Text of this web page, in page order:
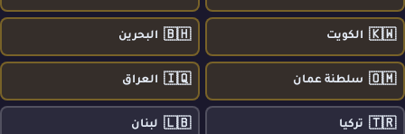
🇰🇼 الكويت 🇧🇭 البحرين
🇴🇲 سلطنة عمان 🇮🇶 العراق
🇹🇷 تركيا 🇱🇧 لبنان